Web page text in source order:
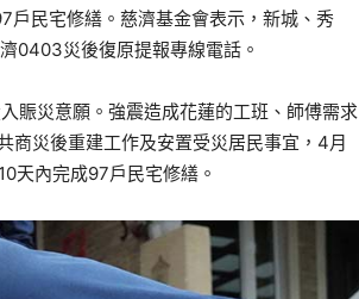
民宅修繕。慈濟基金會表示，新城、秀
0403災後復原提報專線電話。
賑災意願。強震造成花蓮的工班、師傅需求
商災後重建工作及安置受災居民事宜，4月
天內完成97戶民宅修繕。